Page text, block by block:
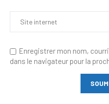
Enregistrer mon nom,
dans le navigateur pour la